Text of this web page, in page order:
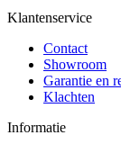
Klantenservice
Contact
Showroom
Garantie en
Klachten
Informatie